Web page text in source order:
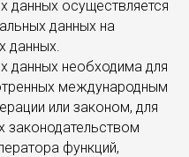
данных осуществляется
данных на
данных.
данных необходима для
международным
или законом, для
законодательством
функций,